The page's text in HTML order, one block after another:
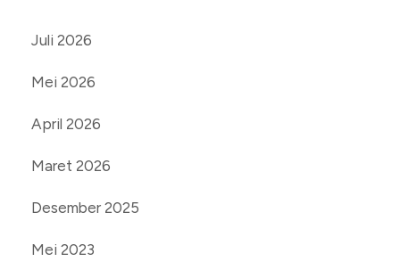
Juli 2026
Mei 2026
April 2026
Maret 2026
Desember 2025
Mei 2023